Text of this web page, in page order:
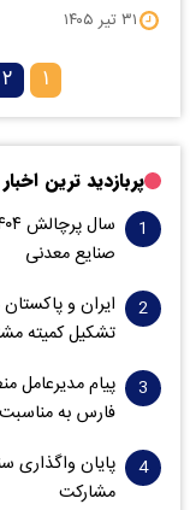
۳۱ تیر ۱۴۰۵
۱ ۲
پربازدید ترین
صنایع معدنی
ایران و
تشکیل کمیته
پیام مدیرعامل
فارس به مناسبت
پایان واگذاری‌
مشارکت